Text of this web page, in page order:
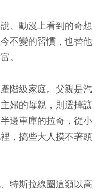
、動漫上看到的奇想
不變的習慣，也替他
。
階級家庭。父親是汽
婦的母親，則選擇讓
邊車庫的拉奇，從小
，搞些大人摸不著頭
特斯拉線圈這類以高